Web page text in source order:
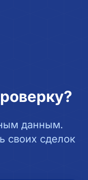
данным.
своих сделок